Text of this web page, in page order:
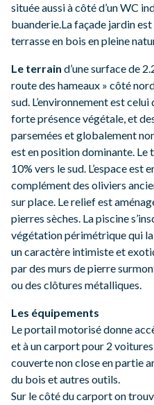
située aussi à côté d’un WC
buanderie.La façade jardin
terrasse en bois en pleine
Le terrain d’une surface de
route des hameaux » côté
sud. L’environnement est celui
forte présence végétale, et
parsemées et globalement
est en position dominante. Le
10% vers le sud. L’espace est
complément des oliviers
sur place. Le relief est
pierres sèches. La piscine
végétation périmétrique qui
un caractère intimiste et
par des murs de pierre
ou des clôtures métalliques.
Les équipements
Le portail motorisé donne
et à un carport pour 2
couverte non close en partie
du bois et autres outils.
Sur le côté du carport on